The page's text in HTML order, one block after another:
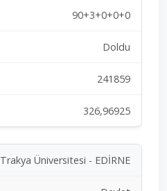
90+3+0+0+0
Doldu
241859
326,96925
Trakya Üniversitesi - EDİRNE